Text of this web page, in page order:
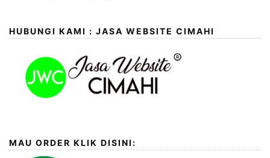
HUBUNGI KAMI : JASA WEBSITE CIMAHI
MAU ORDER KLIK DISINI: